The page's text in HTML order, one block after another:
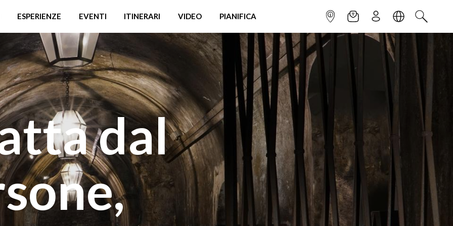
ESPERIENZE EVENTI ITINERARI VIDEO PIANIFICA INFOPOINTNEWSLETTER
ISCRIVITILINGUACERCA
dal